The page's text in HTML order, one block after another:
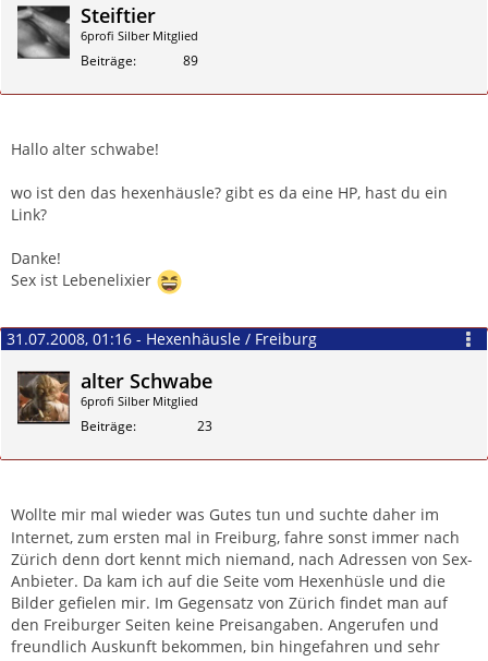
Steiftier
6profi Silber Mitglied
Beiträge 89
Hallo alter schwabe!
wo ist den das hexenhäusle? gibt es da eine HP, hast du ein
Link?
Danke!
Sex ist Lebenelixier
31.07.2008, 01:16 - Hexenhäusle / Freiburg
alter Schwabe
6profi Silber Mitglied
Beiträge 23
Wollte mir mal wieder was Gutes tun und suchte daher im
Internet, zum ersten mal in Freiburg, fahre sonst immer nach
Zürich denn dort kennt mich niemand, nach Adressen von Sex-
Anbieter. Da kam ich auf die Seite vom Hexenhüsle und die
Bilder gefielen mir. Im Gegensatz von Zürich findet man auf
den Freiburger Seiten keine Preisangaben. Angerufen und
freundlich Auskunft bekommen, bin hingefahren und sehr
Zitieren